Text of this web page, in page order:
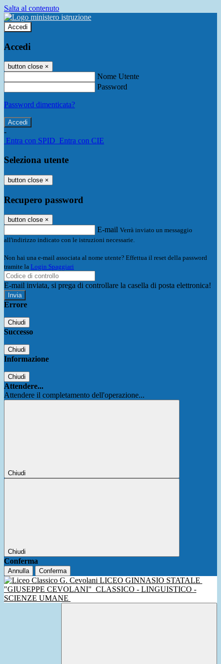
Salta al contenuto
Accedi
Accedi
button close ×
Nome Utente
Password
Password dimenticata?
-
Entra con SPID Entra con CIE
Seleziona utente
button close ×
Recupero password
button close ×
E-mail Verrà inviato un messaggio
all'indirizzo indicato con le istruzioni necessarie.
Non hai una e-mail associata al nome utente? Effettua il reset della password
tramite la Login Spaggiari
E-mail inviata, si prega di controllare la casella di posta elettronica!
Errore
Chiudi
Successo
Chiudi
Informazione
Chiudi
Attendere...
Attendere il completamento dell'operazione...
Chiudi
Chiudi
Conferma
Annulla Conferma
LICEO GINNASIO STATALE
"GIUSEPPE CEVOLANI" CLASSICO - LINGUISTICO -
SCIENZE UMANE